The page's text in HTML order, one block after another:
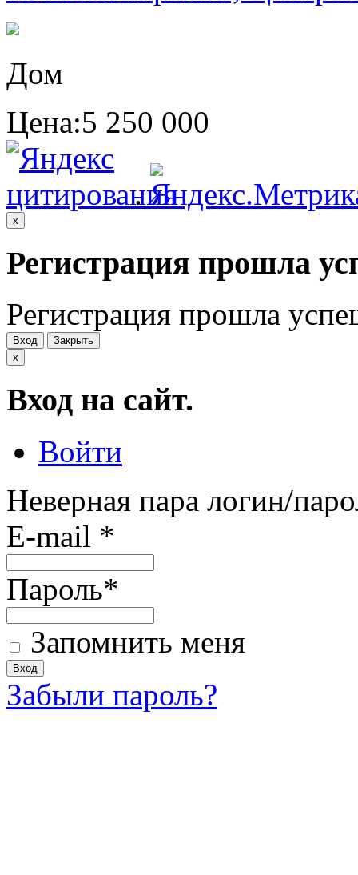
Дом
Цена:5 250 000
.
x
Регистрация прошла
Регистрация прошла
Вход
Закрыть
x
Вход на сайт.
Войти
Неверная пара логин/
E-mail *
Пароль*
Запомнить меня
Забыли пароль?